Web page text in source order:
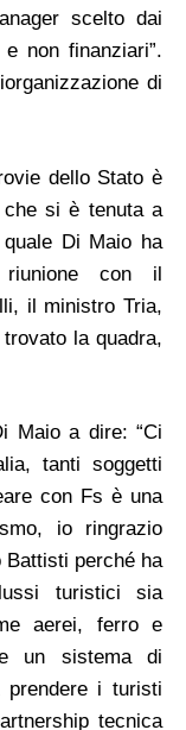
scelto dai
non finanziari”.
di
dello Stato è
si è tenuta a
Di Maio ha
riunione con il
il ministro Tria,
la quadra,
Maio a dire: “Ci
tanti soggetti
con Fs è una
io ringrazio
Battisti perché ha
turistici sia
aerei, ferro e
un sistema di
i turisti
tecnica